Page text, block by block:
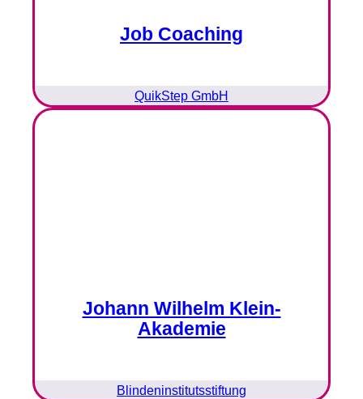
Job Coaching
QuikStep GmbH
Johann Wilhelm Klein-
Akademie
Blindeninstitutsstiftung